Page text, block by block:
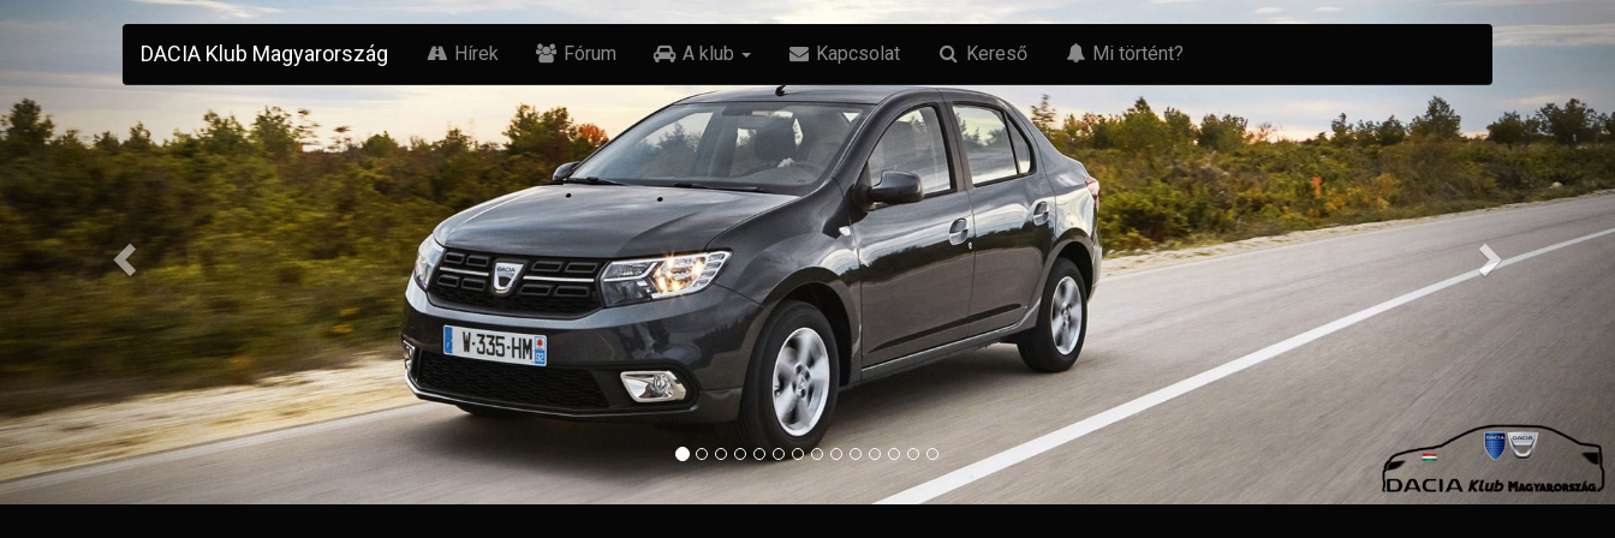
DACIA Klub Magyarország Hírek Fórum A klub Kapcsolat Kereső Mi történt?
Previous